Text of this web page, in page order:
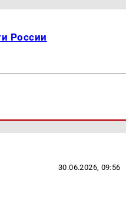
России
30.06.2026, 09:56